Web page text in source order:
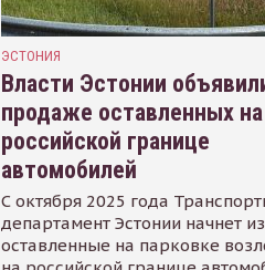
ЭСТОНИЯ
Власти Эстонии
продаже оставленных на
российской границе
автомобилей
С октября 2025 года
департамент Эстонии начнет
оставленные на парковке